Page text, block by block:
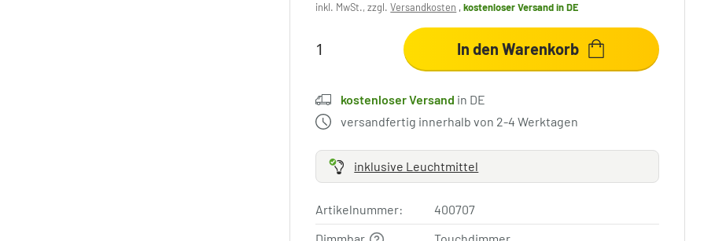
inkl. MwSt., zzgl.Versandkosten ,kostenloser Versandin DE
In den Warenkorb
kostenloser Versand in DE
versandfertig innerhalb von 2-4 Werktagen
inklusive Leuchtmittel
Artikelnummer:
400707